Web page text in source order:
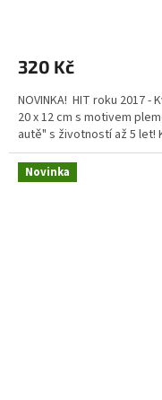
320 Kč
NOVINKA! HIT roku 2017 -
20 x 12 cm s motivem
autě" s životností až 5 let!
Novinka